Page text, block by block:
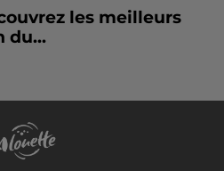
les meilleurs
du...